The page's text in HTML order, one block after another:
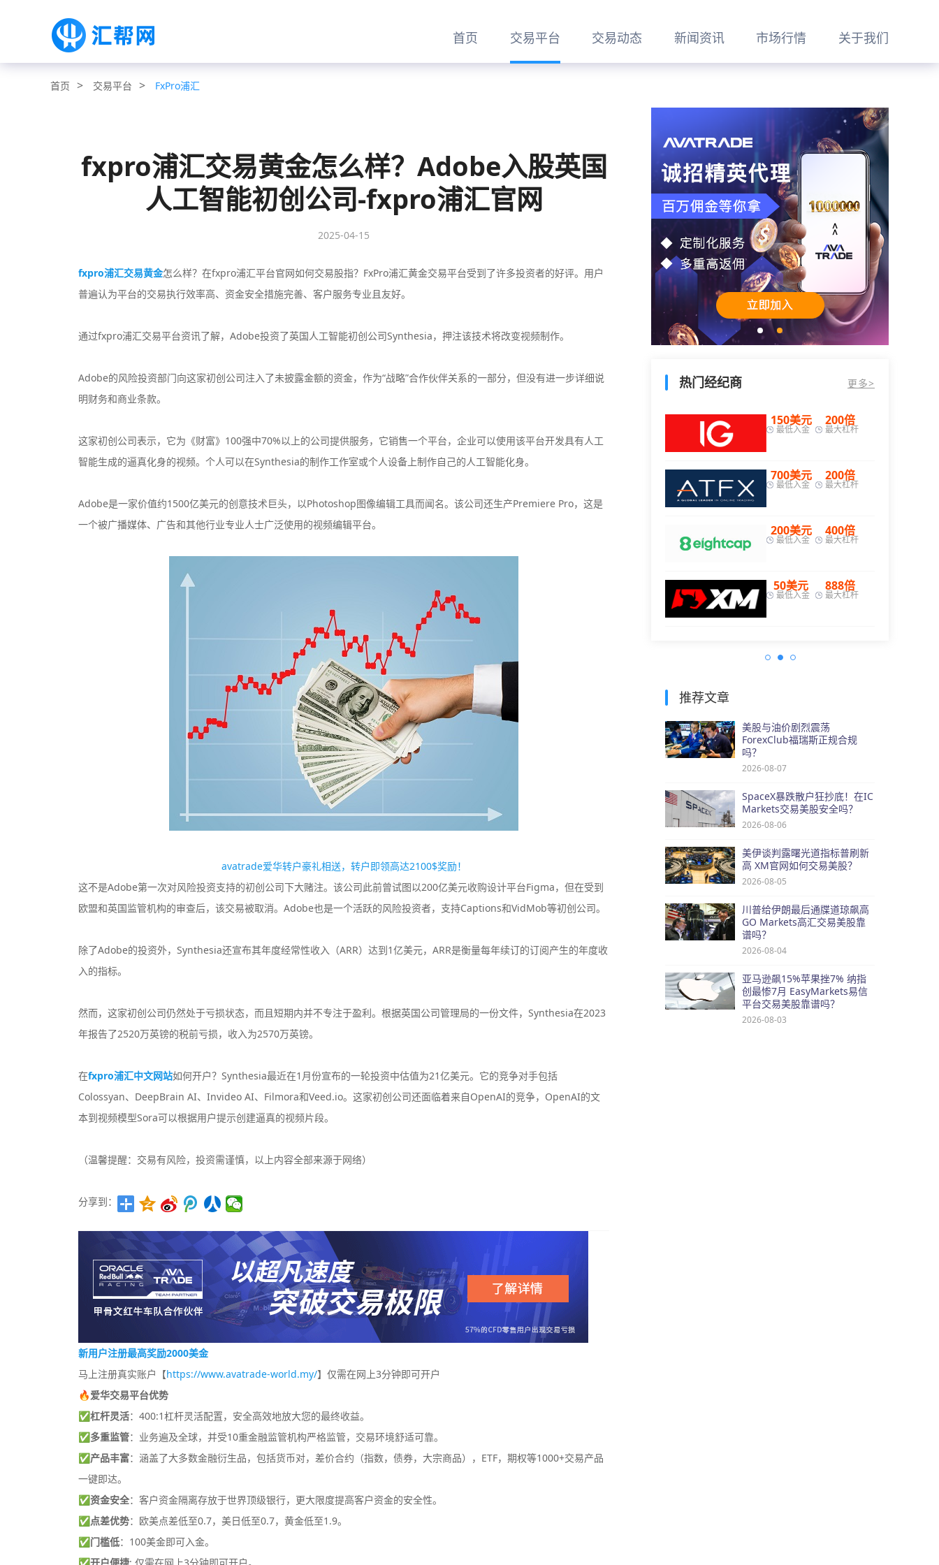
首页 交易平台 交易动态 新闻资讯 市场行情 关于我们
首页 > 交易平台 > FxPro浦汇
fxpro浦汇交易黄金怎么样？Adobe入股英国
人工智能初创公司-fxpro浦汇官网
2025-04-15
fxpro浦汇交易黄金怎么样？在fxpro浦汇平台官网如何交易股指？FxPro浦汇黄金交易平台受到了许多投资者的好评。用户
普遍认为平台的交易执行效率高、资金安全措施完善、客户服务专业且友好。
通过fxpro浦汇交易平台资讯了解，Adobe投资了英国人工智能初创公司Synthesia，押注该技术将改变视频制作。
Adobe的风险投资部门向这家初创公司注入了未披露金额的资金，作为“战略”合作伙伴关系的一部分，但没有进一步详细说
明财务和商业条款。
这家初创公司表示，它为《财富》100强中70%以上的公司提供服务，它销售一个平台，企业可以使用该平台开发具有人工
智能生成的逼真化身的视频。个人可以在Synthesia的制作工作室或个人设备上制作自己的人工智能化身。
Adobe是一家价值约1500亿美元的创意技术巨头，以Photoshop图像编辑工具而闻名。该公司还生产Premiere Pro，这是
一个被广播媒体、广告和其他行业专业人士广泛使用的视频编辑平台。
avatrade爱华转户豪礼相送，转户即领高达2100$奖励！
这不是Adobe第一次对风险投资支持的初创公司下大赌注。该公司此前曾试图以200亿美元收购设计平台Figma，但在受到
欧盟和英国监管机构的审查后，该交易被取消。Adobe也是一个活跃的风险投资者，支持Captions和VidMob等初创公司。
除了Adobe的投资外，Synthesia还宣布其年度经常性收入（ARR）达到1亿美元，ARR是衡量每年续订的订阅产生的年度收
入的指标。
然而，这家初创公司仍然处于亏损状态，而且短期内并不专注于盈利。根据英国公司管理局的一份文件，Synthesia在2023
年报告了2520万英镑的税前亏损，收入为2570万英镑。
在fxpro浦汇中文网站如何开户？Synthesia最近在1月份宣布的一轮投资中估值为21亿美元。它的竞争对手包括
Colossyan、DeepBrain AI、Invideo AI、Filmora和Veed.io。这家初创公司还面临着来自OpenAI的竞争，OpenAI的文
本到视频模型Sora可以根据用户提示创建逼真的视频片段。
（温馨提醒：交易有风险，投资需谨慎，以上内容全部来源于网络）
分享到：
新用户注册最高奖励2000美金
马上注册真实账户【https://www.avatrade-world.my/】仅需在网上3分钟即可开户
🔥爱华交易平台优势
✅杠杆灵活：400:1杠杆灵活配置，安全高效地放大您的最终收益。
✅多重监管：业务遍及全球，并受10重金融监管机构严格监管，交易环境舒适可靠。
✅产品丰富：涵盖了大多数金融衍生品，包括货币对，差价合约（指数，债券，大宗商品），ETF，期权等1000+交易产品
一键即达。
✅资金安全：客户资金隔离存放于世界顶级银行，更大限度提高客户资金的安全性。
✅点差优势：欧美点差低至0.7，美日低至0.7，黄金低至1.9。
✅门槛低：100美金即可入金。
热门经纪商 更多>
200美元
最大杠杆
150美元
最低入金
200倍
最大杠杆
700美元
最低入金
200倍
最大杠杆
200美元
最低入金
400倍
最大杠杆
50美元
最低入金
888倍
最大杠杆
推荐文章
美股与油价剧烈震荡
ForexClub福瑞斯正规合规
吗？
2026-08-07
SpaceX暴跌散户狂抄底！在IC
Markets交易美股安全吗？
2026-08-06
美伊谈判露曙光道指标普刷新
高 XM官网如何交易美股？
2026-08-05
川普给伊朗最后通牒道琼飙高
GO Markets高汇交易美股靠
谱吗？
2026-08-04
亚马逊飙15%苹果挫7% 纳指
创最惨7月 EasyMarkets易信
平台交易美股靠谱吗？
2026-08-03